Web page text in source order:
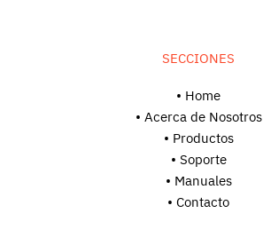
SECCIONES
• Home
• Acerca de Nosotros
• Productos
• Soporte
• Manuales
• Contacto